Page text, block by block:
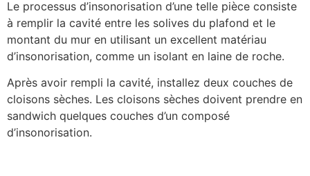
Le processus d’insonorisation d’une telle pièce consiste
à remplir la cavité entre les solives du plafond et le
montant du mur en utilisant un excellent matériau
d’insonorisation, comme un isolant en laine de roche.
Après avoir rempli la cavité, installez deux couches de
cloisons sèches. Les cloisons sèches doivent prendre en
sandwich quelques couches d’un composé
d’insonorisation.